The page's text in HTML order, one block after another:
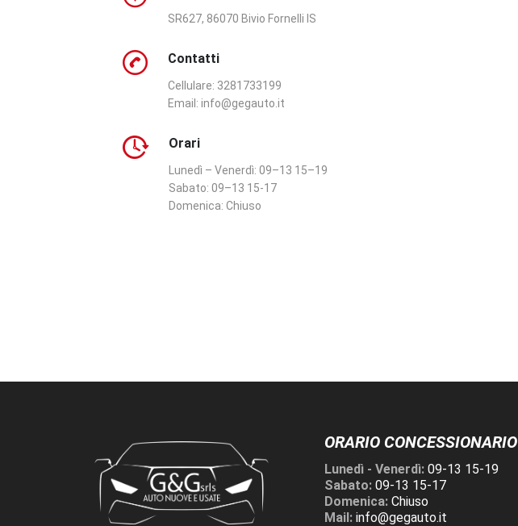
SR627, 86070 Bivio Fornelli IS
Contatti
Cellulare: 3281733199
Email: info@gegauto.it
Orari
Lunedì – Venerdì: 09–13 15–19
Sabato: 09–13 15-17
Domenica: Chiuso
ORARIO CONCESSIONARIO
Lunedì - Venerdì: 09-13 15-19
Sabato: 09-13 15-17
Domenica: Chiuso
Mail: info@gegauto.it